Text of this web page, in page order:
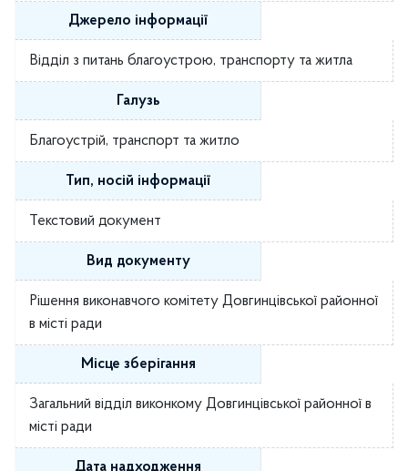
Джерело інформації
Відділ з питань благоустрою, транспорту та житла
Галузь
Благоустрій, транспорт та житло
Тип, носій інформації
Текстовий документ
Вид документу
Рішення виконавчого комітету Довгинцівської районної
в місті ради
Місце зберігання
Загальний відділ виконкому Довгинцівської районної в
місті ради
Дата надходження